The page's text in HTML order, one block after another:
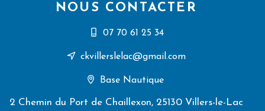
NOUS CONTACTER
07 70 61 25 34
ckvillerslelac@gmail.com
Base Nautique
2 Chemin du Port de Chaillexon, 25130 Villers-le-Lac